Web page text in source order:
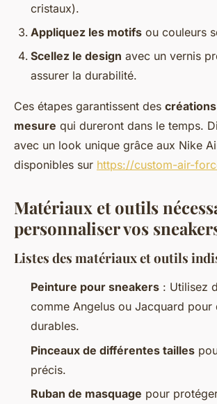
cristaux).
Appliquez les motifs ou couleurs
Scellez le design avec un vernis
assurer la durabilité.
Ces étapes garantissent des
mesure qui dureront dans le temps.
avec un look unique grâce aux Nike
disponibles sur https://custom-air-
Matériaux et outils
personnaliser vos
Listes des matériaux et outils
Peinture pour sneakers : Utilisez
comme Angelus ou Jacquard pour
durables.
Pinceaux de différentes tailles
précis.
Ruban de masquage pour